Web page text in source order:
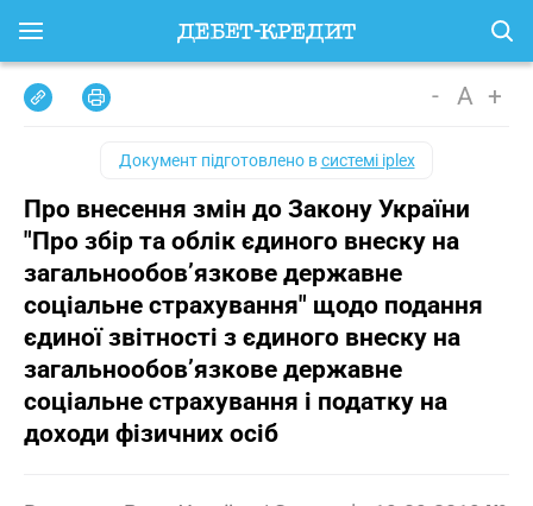
- A +
Документ підготовлено всистемі iplex
Про внесення змін до Закону України
"Про збір та облік єдиного внеску на
загальнообов’язкове державне
соціальне страхування" щодо подання
єдиної звітності з єдиного внеску на
загальнообов’язкове державне
соціальне страхування і податку на
доходи фізичних осіб